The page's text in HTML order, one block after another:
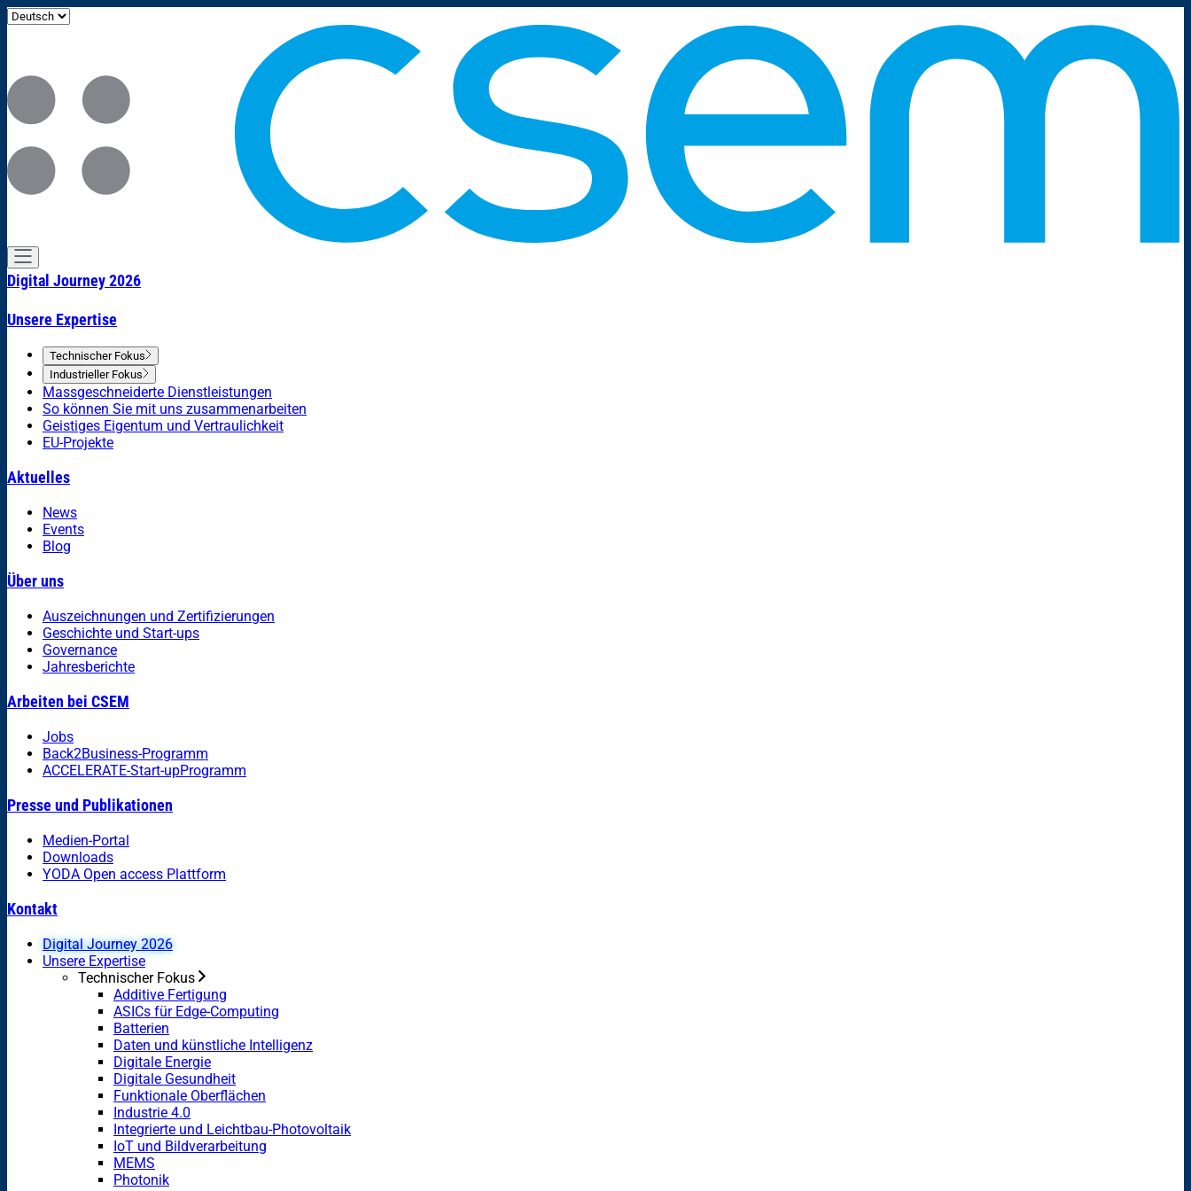
Digital Journey 2026
Unsere Expertise
Technischer Fokus
Industrieller Fokus
Massgeschneiderte Dienstleistungen
So können Sie mit uns zusammenarbeiten
Geistiges Eigentum und Vertraulichkeit
EU-Projekte
Aktuelles
News
Events
Blog
Über uns
Auszeichnungen und Zertifizierungen
Geschichte und Start-ups
Governance
Jahresberichte
Arbeiten bei CSEM
Jobs
Back2Business-Programm
ACCELERATE-Start-upProgramm
Presse und Publikationen
Medien-Portal
Downloads
YODA Open access Plattform
Kontakt
Digital Journey 2026
Unsere Expertise
Technischer Fokus
Additive Fertigung
ASICs für Edge-Computing
Batterien
Daten und künstliche Intelligenz
Digitale Energie
Digitale Gesundheit
Funktionale Oberflächen
Industrie 4.0
Integrierte und Leichtbau-Photovoltaik
IoT und Bildverarbeitung
MEMS
Photonik